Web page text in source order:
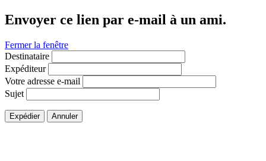
Envoyer ce lien par e-mail à un ami.
Fermer la fenêtre
Destinataire
Expéditeur
Votre adresse e-mail
Sujet
Expédier Annuler